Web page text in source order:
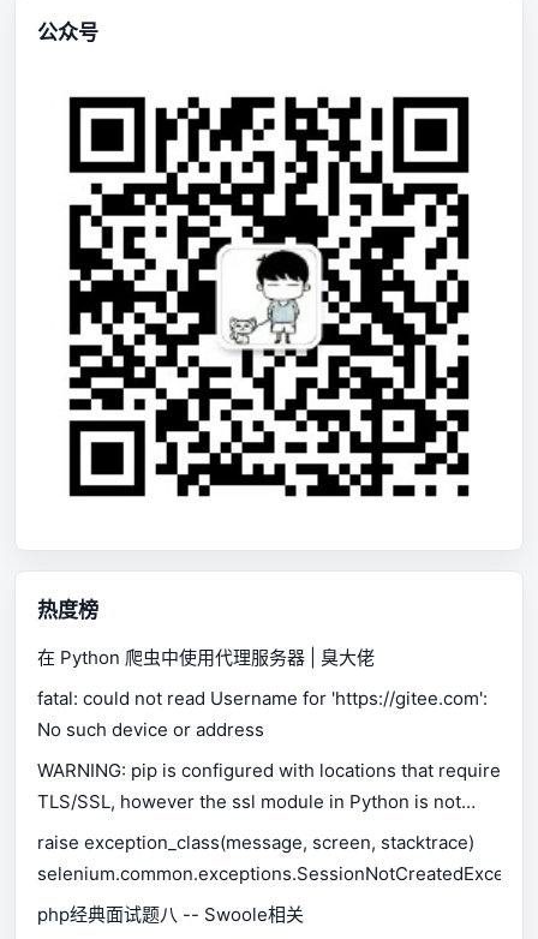
公众号
热度榜
在 Python 爬虫中使用代理服务器 | 臭大佬
fatal: could not read Username for 'https://gitee.com':
No such device or address
WARNING: pip is configured with locations that require
TLS/SSL, however the ssl module in Python is not
available.
raise exception_class(message, screen, stacktrace)
php经典面试题八 -- Swoole相关